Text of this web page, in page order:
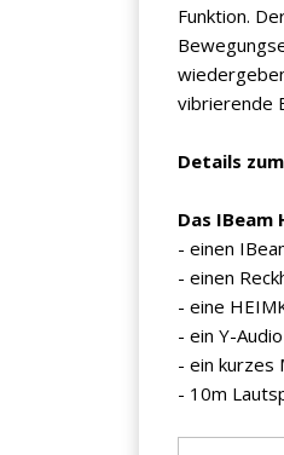
Funktion.
vibrierende
Details
Das IBeam
- einen
- einen
- eine
- ein Y-
- ein kurzes
- 10m